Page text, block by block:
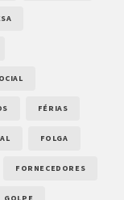
FÉRIAS
FOLGA
FORNECEDORES